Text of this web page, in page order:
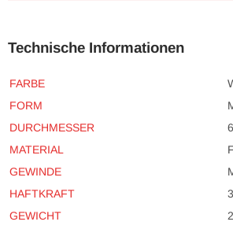
Technische Informationen
FARBE
FORM
DURCHMESSER
MATERIAL
GEWINDE
HAFTKRAFT
GEWICHT